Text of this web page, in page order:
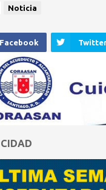
Noticia
Facebook